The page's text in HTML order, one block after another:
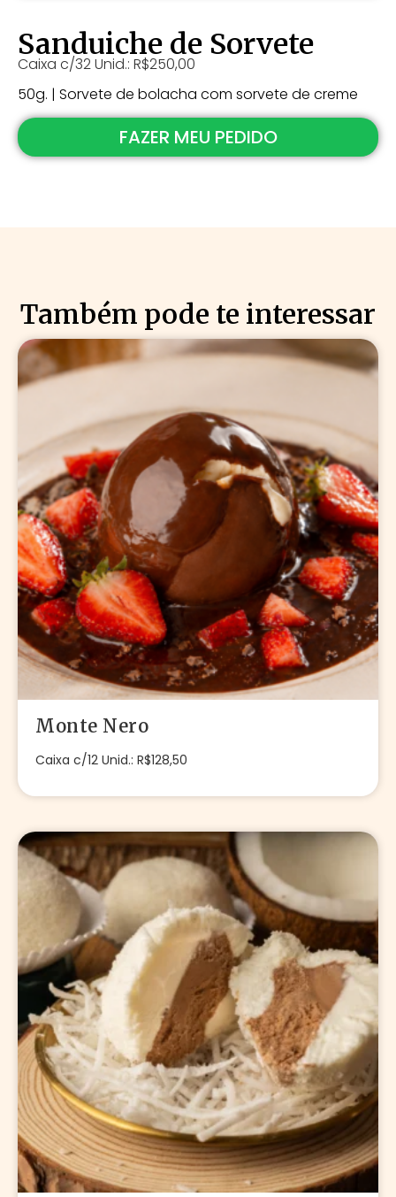
Sanduiche de Sorvete
Caixa c/32 Unid.: R$250,00
50g. | Sorvete de bolacha com sorvete de creme
FAZER MEU PEDIDO
Também pode te interessar
Monte Nero
Caixa c/12 Unid.: R$128,50